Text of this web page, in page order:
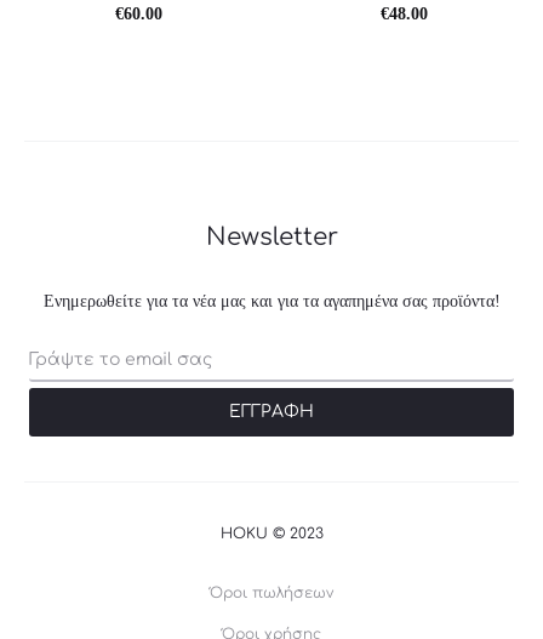
€60.00
€48.00
Newsletter
Ενημερωθείτε για τα νέα μας και για τα αγαπημένα σας προϊόντα!
HOKU © 2023
Όροι πωλήσεων
Όροι χρήσης